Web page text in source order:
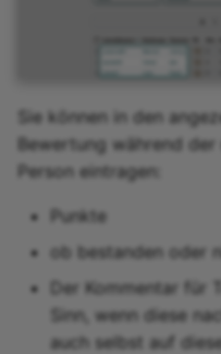
Sie können in den
Bewertung während
Person eintragen:
Punkte
ob bestanden oder
Der Kommentar für
Sinn, wenn diese
auch selbst auf